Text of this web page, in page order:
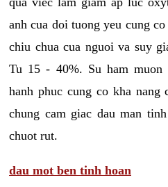
anh cua doi tuong yeu cung
chiu chua cua nguoi va suy
Tu 15 - 40%. Su ham muon
hanh phuc cung co kha nang
chung cam giac dau man
chuot rut.
dau mot ben tinh hoan